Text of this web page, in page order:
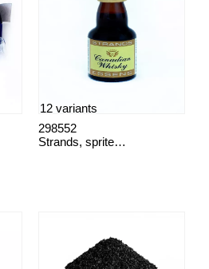
Strands, spritessenser
298552
12 variants